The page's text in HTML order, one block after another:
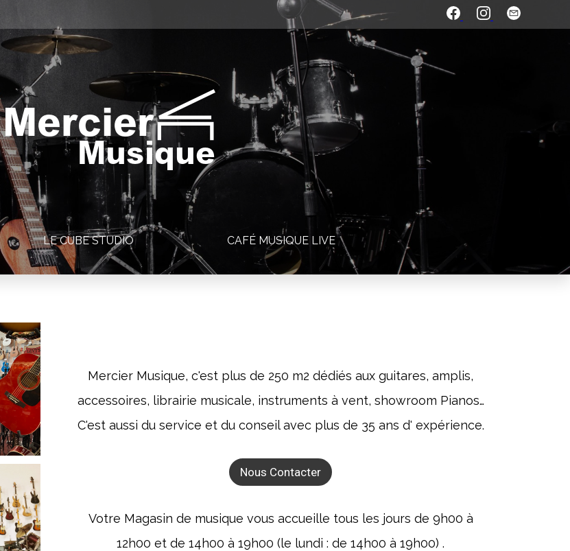
Mercier
Musique
LE CUBE STUDIO CAFÉ MUSIQUE LIVE
Mercier Musique, c'est plus de 250 m2 dédiés aux guitares, amplis,
accessoires, librairie musicale, instruments à vent, showroom Pianos…
C'est aussi du service et du conseil avec plus de 35 ans d' expérience.
Nous Contacter
Votre Magasin de musique vous accueille tous les jours de 9h00 à
12h00 et de 14h00 à 19h00 (le lundi : de 14h00 à 19h00) .